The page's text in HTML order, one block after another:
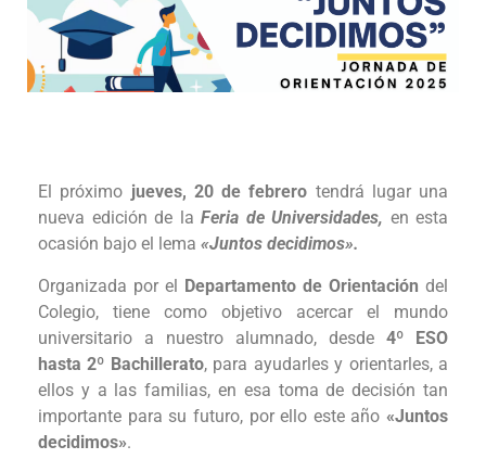
El próximo jueves, 20 de febrero tendrá lugar una
nueva edición de la Feria de Universidades, en esta
ocasión bajo el lema «Juntos decidimos».
Organizada por el Departamento de Orientación del
Colegio, tiene como objetivo acercar el mundo
universitario a nuestro alumnado, desde 4º ESO
hasta 2º Bachillerato, para ayudarles y orientarles, a
ellos y a las familias, en esa toma de decisión tan
importante para su futuro, por ello este año «Juntos
decidimos».